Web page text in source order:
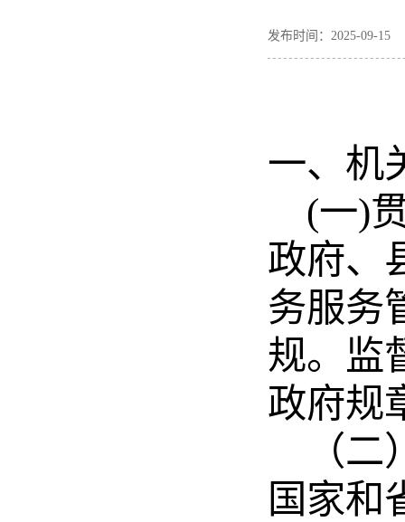
发布时间：2025-09-
一、 机
(一)
政府、
务服务
规。监
政府规
（
国家和